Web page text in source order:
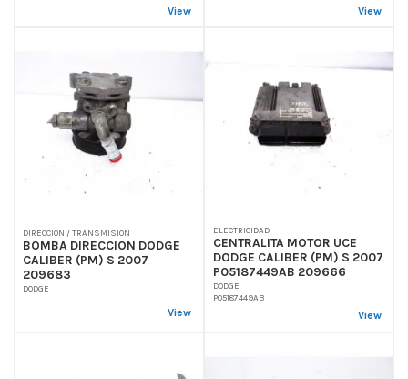
View View
DIRECCION / TRANSMISION
BOMBA DIRECCION DODGE
CALIBER (PM) S 2007
209683
DODGE
View
ELECTRICIDAD
CENTRALITA MOTOR UCE
DODGE CALIBER (PM) S 2007
P05187449AB 209666
DODGE
P05187449AB
View